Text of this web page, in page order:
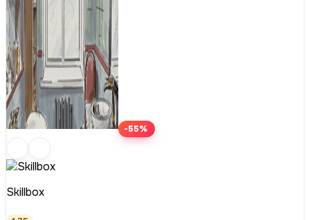
-55%
Skillbox